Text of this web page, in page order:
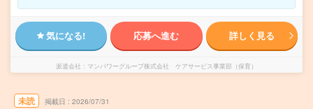
気になる! 応募へ進む 詳しく見る
派遣会社 マンパワーグループ株式会社 ケアサービス事業部（保育）
未読 掲載日 2026/07/31